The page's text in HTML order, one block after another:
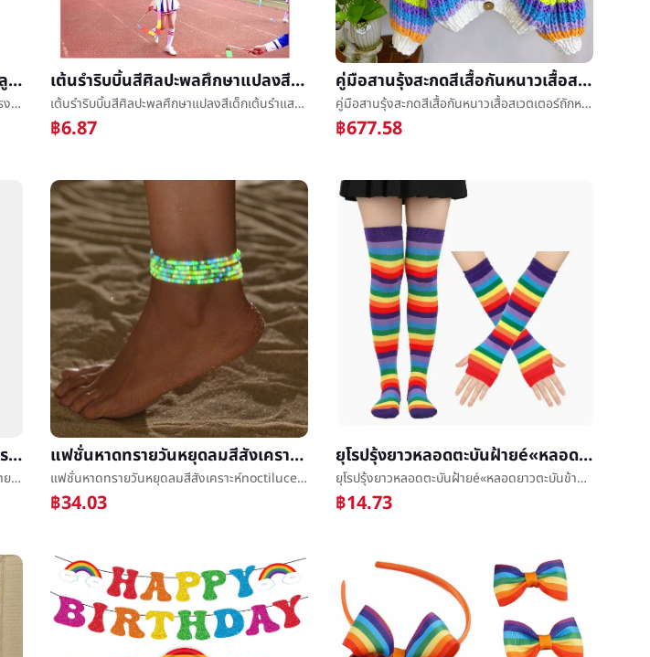
วันฮาโลวีนถ่ายภาพต่อเนื่องย่อหน้าลูกอมกระโปรงæ°ย่อหน้าลูกอมเจ้าหญิงกระโปรงลูกอมผ้าโพกศีรษะขนมที่ติดกับปลายไม้æ°ย่อหน้าเจ้าหญิงกระโปรง
วันฮาโลวีนถ่ายภาพต่อเนื่องย่อหน้าลูกอมกระโปรงæ°ย่อหน้าลูกอมเจ้าหญิงกระโปรงลูกอมผ้าโพกศีรษะขนมที่ติดกับปลายไม้æ°ย่อหน้าเจ้าหญิงกระโปรง
เต้นรำริบบิ้นสีศิลปะพลศึกษาแปลงสีเด็กเต้นรำแสดงอุปกรณ์ประกอบฉากการออกกำลังกายยาวขึ้นมีสีสันไหมวงดนตรี
เต้นรำริบบิ้นสีศิลปะพลศึกษาแปลงสีเด็กเต้นรำแสดงอุปกรณ์ประกอบฉากการออกกำลังกายยาวขึ้นมีสีสันไหมวงดนตรี
฿6.87
คู่มือสานรุ้งสะกดสีเสื้อกันหนาวเสื้อสเวตเตอร์ถักหญิงสั้นหยาบBangzhenเสื้อโค้ทหลวม2023ฤดูหนาวใหม่แจ็คเก็ต
คู่มือสานรุ้งสะกดสีเสื้อกันหนาวเสื้อสเวตเตอร์ถักหญิงสั้นหยาบBangzhenเสื้อโค้ทหลวม2023ฤดูหนาวใหม่แจ็คเก็ต
฿677.58
2025ยุโรปฤดูร้อนใหม่3Dดิจิตอลการพิมพ์มีหลายสีลวดลายเทรนด์แขนสั้นเสื้อเชิ้ต
2025ยุโรปฤดูร้อนใหม่3Dดิจิตอลการพิมพ์มีหลายสีลวดลายเทรนด์แขนสั้นเสื้อเชิ้ต
แฟชั่นหาดทรายวันหยุดลมสีสังเคราะห์noctilucentประคำสานความยืดหยุ่นสูตรนางสาวสร้อยข้อเท้าห้าชุด
แฟชั่นหาดทรายวันหยุดลมสีสังเคราะห์noctilucentประคำสานความยืดหยุ่นสูตรนางสาวสร้อยข้อเท้าห้าชุด
฿34.03
ยุโรปรุ้งยาวหลอดตะบันฝ้ายé«หลอดยาวตะบันข้ามหัวเข่าตะบันริ้วข้ามหัวเข่าตะบันรุ้งถุงมือโรงงานโดยตรง
ยุโรปรุ้งยาวหลอดตะบันฝ้ายé«หลอดยาวตะบันข้ามหัวเข่าตะบันริ้วข้ามหัวเข่าตะบันรุ้งถุงมือโรงงานโดยตรง
฿14.73